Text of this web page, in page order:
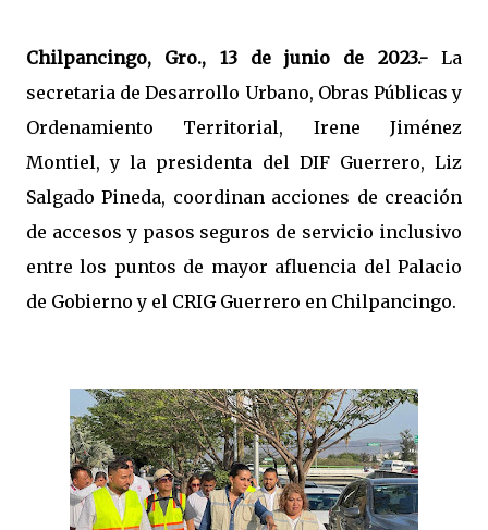
Chilpancingo, Gro., 13 de junio de 2023.-La
secretaria de Desarrollo Urbano, Obras Públicas y
Ordenamiento Territorial, Irene Jiménez
Montiel, y la presidenta del DIF Guerrero, Liz
Salgado Pineda, coordinan acciones de creación
de accesos y pasos seguros de servicio inclusivo
entre los puntos de mayor afluencia del Palacio
de Gobierno y el CRIG Guerrero en Chilpancingo.